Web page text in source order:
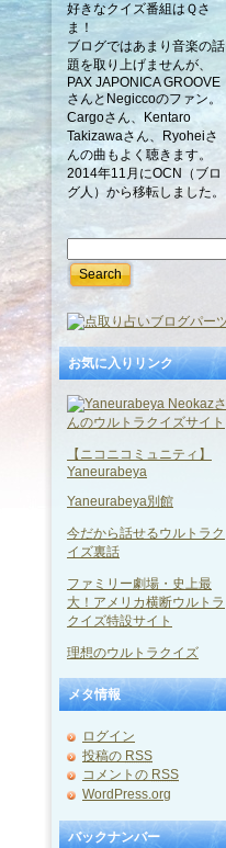
好きなクイズ番組はＱさ
ま！
ブログではあまり音楽の話
題を取り上げませんが、
PAX JAPONICA GROOVE
さんとNegiccoのファン。
Cargoさん、Kentaro
Takizawaさん、Ryoheiさ
んの曲もよく聴きます。
2014年11月にOCN（ブロ
グ人）から移転しました。
お気に入りリンク
【ニコニコミュニティ】
Yaneurabeya
Yaneurabeya別館
今だから話せるウルトラク
イズ裏話
ファミリー劇場・史上最
大！アメリカ横断ウルトラ
クイズ特設サイト
理想のウルトラクイズ
メタ情報
ログイン
投稿の RSS
コメントの RSS
WordPress.org
バックナンバー